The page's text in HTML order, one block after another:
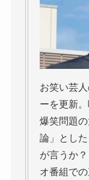
お笑い芸
ーを更新
爆笑問題
論」とし
が言うか
オ番組で